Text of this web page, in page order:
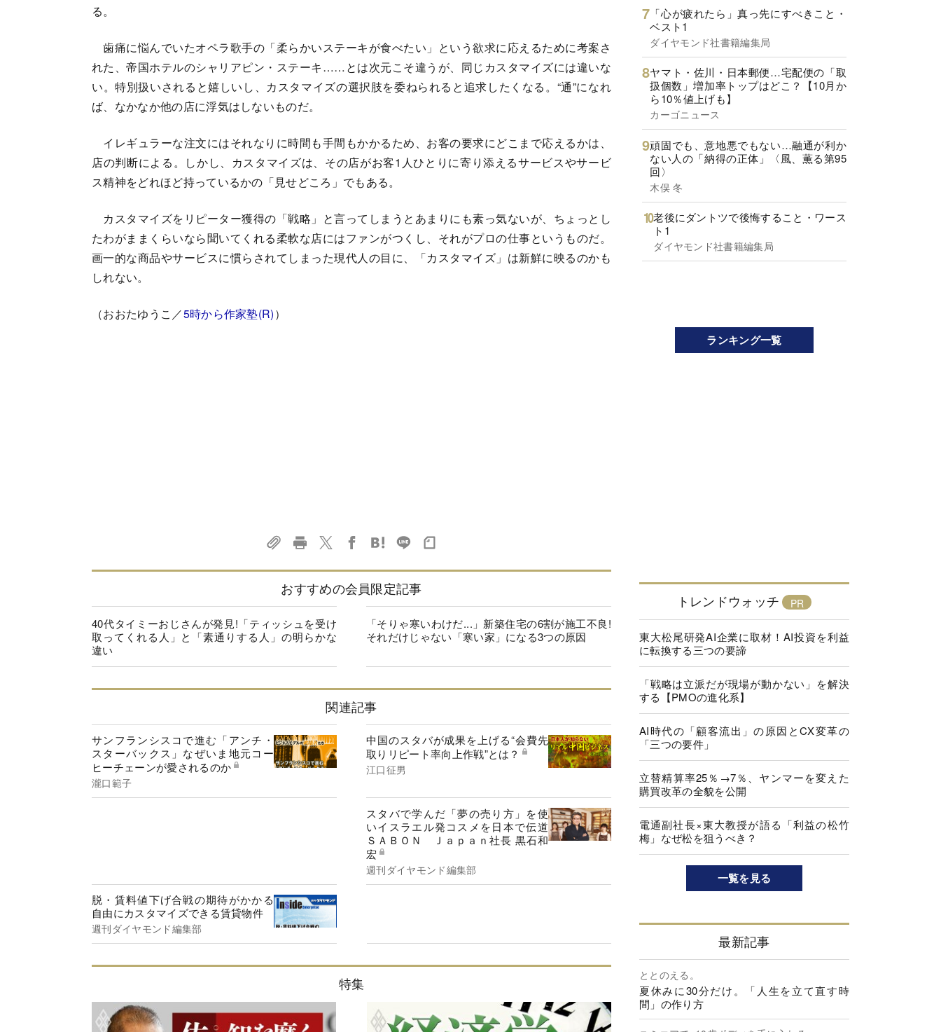
る。
歯痛に悩んでいたオペラ歌手の「柔らかいステーキが食べたい」という欲求に応えるために考案さ
れた、帝国ホテルのシャリアピン・ステーキ……とは次元こそ違うが、同じカスタマイズには違いな
い。特別扱いされると嬉しいし、カスタマイズの選択肢を委ねられると追求したくなる。“通”になれ
ば、なかなか他の店に浮気はしないものだ。
イレギュラーな注文にはそれなりに時間も手間もかかるため、お客の要求にどこまで応えるかは、
店の判断による。しかし、カスタマイズは、その店がお客1人ひとりに寄り添えるサービスやサービ
ス精神をどれほど持っているかの「見せどころ」でもある。
カスタマイズをリピーター獲得の「戦略」と言ってしまうとあまりにも素っ気ないが、ちょっとし
たわがままくらいなら聞いてくれる柔軟な店にはファンがつくし、それがプロの仕事というものだ。
画一的な商品やサービスに慣らされてしまった現代人の目に、「カスタマイズ」は新鮮に映るのかも
しれない。
（おおたゆうこ／5時から作家塾(R)）
おすすめの会員限定記事
40代タイミーおじさんが発見!「ティッシュを受け
取ってくれる人」と「素通りする人」の明らかな
違い
「そりゃ寒いわけだ...」新築住宅の6割が施工不良!
それだけじゃない「寒い家」になる3つの原因
関連記事
サンフランシスコで進む「アンチ・
スターバックス」なぜいま地元コー
ヒーチェーンが愛されるのか
瀧口範子
中国のスタバが成果を上げる“会費先
取りリピート率向上作戦”とは？
江口征男
スタバで学んだ「夢の売り方」を使
いイスラエル発コスメを日本で伝道
ＳＡＢＯＮ Ｊａｐａｎ社長 黒石和
宏
週刊ダイヤモンド編集部
脱・賃料値下げ合戦の期待がかかる
自由にカスタマイズできる賃貸物件
週刊ダイヤモンド編集部
特集
「心が疲れたら」真っ先にすべきこと・
ベスト1
ダイヤモンド社書籍編集局
ヤマト・佐川・日本郵便…宅配便の「取
扱個数」増加率トップはどこ？【10月か
ら10％値上げも】
カーゴニュース
頑固でも、意地悪でもない…融通が利か
ない人の「納得の正体」〈風、薫る第95
回〉
木俣 冬
老後にダントツで後悔すること・ワース
ト1
ダイヤモンド社書籍編集局
ランキング一覧
トレンドウォッチ
東大松尾研発AI企業に取材！AI投資を利益
に転換する三つの要諦
「戦略は立派だが現場が動かない」を解決
する【PMOの進化系】
AI時代の「顧客流出」の原因とCX変革の
「三つの要件」
立替精算率25％→7％、ヤンマーを変えた
購買改革の全貌を公開
電通副社長×東大教授が語る「利益の松竹
梅」なぜ松を狙うべき？
一覧を見る
最新記事
ととのえる。
夏休みに30分だけ。「人生を立て直す時
間」の作り方